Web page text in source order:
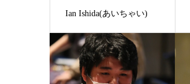
Ian Ishida(あいちゃい)